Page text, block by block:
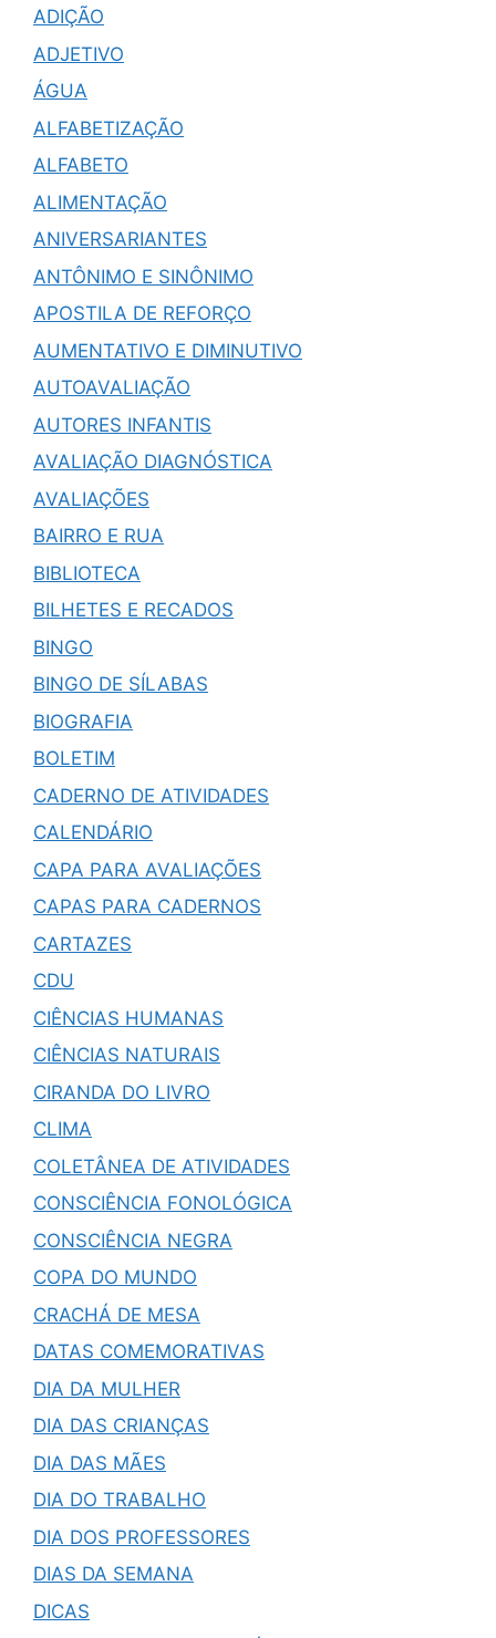
ADIÇÃO
ADJETIVO
ÁGUA
ALFABETIZAÇÃO
ALFABETO
ALIMENTAÇÃO
ANIVERSARIANTES
ANTÔNIMO E SINÔNIMO
APOSTILA DE REFORÇO
AUMENTATIVO E DIMINUTIVO
AUTOAVALIAÇÃO
AUTORES INFANTIS
AVALIAÇÃO DIAGNÓSTICA
AVALIAÇÕES
BAIRRO E RUA
BIBLIOTECA
BILHETES E RECADOS
BINGO
BINGO DE SÍLABAS
BIOGRAFIA
BOLETIM
CADERNO DE ATIVIDADES
CALENDÁRIO
CAPA PARA AVALIAÇÕES
CAPAS PARA CADERNOS
CARTAZES
CDU
CIÊNCIAS HUMANAS
CIÊNCIAS NATURAIS
CIRANDA DO LIVRO
CLIMA
COLETÂNEA DE ATIVIDADES
CONSCIÊNCIA FONOLÓGICA
CONSCIÊNCIA NEGRA
COPA DO MUNDO
CRACHÁ DE MESA
DATAS COMEMORATIVAS
DIA DA MULHER
DIA DAS CRIANÇAS
DIA DAS MÃES
DIA DO TRABALHO
DIA DOS PROFESSORES
DIAS DA SEMANA
DICAS